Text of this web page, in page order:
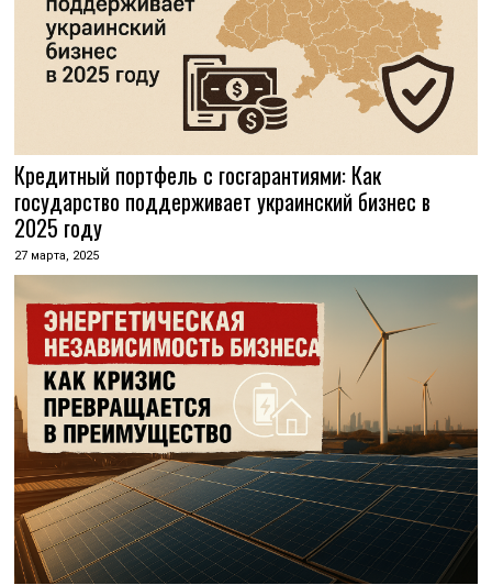
Кредитный портфель с госгарантиями: Как
государство поддерживает украинский бизнес в
2025 году
27 марта, 2025